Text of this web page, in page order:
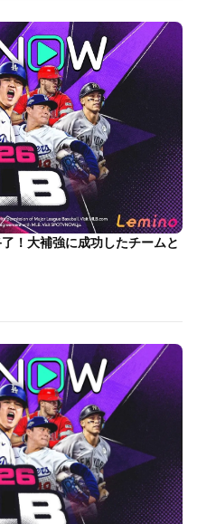
！大補強に成功したチームと